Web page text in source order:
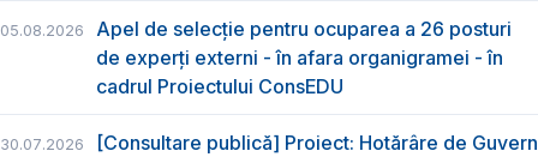
05.08.2026
Apel de selecție pentru ocuparea a 26 posturi
de experți externi - în afara organigramei - în
cadrul Proiectului ConsEDU
30.07.2026
[Consultare publică] Proiect: Hotărâre de Guvern